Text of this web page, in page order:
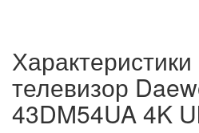
телевизор
43DM54UA 4K